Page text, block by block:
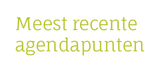
Meest recente
agendapunten